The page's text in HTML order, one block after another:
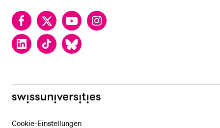
FacebookTwitter YouTubeInstagram
LinkedInTikTok Bluesky
swissuniversities
Cookie-Einstellungen